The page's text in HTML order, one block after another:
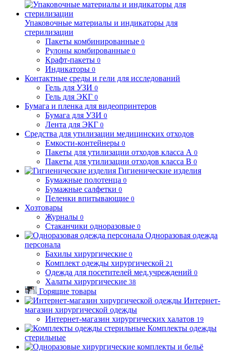
Упаковочные материалы и индикаторы для
стерилизации
Пакеты комбинированные 0
Рулоны комбированные 0
Крафт-пакеты 0
Индикаторы 0
Контактные среды и гели для исследований
Гель для УЗИ 0
Гель для ЭКГ 0
Бумага и пленка для видеопринтеров
Бумага для УЗИ 0
Лента для ЭКГ 0
Средства для утилизации медицинских отходов
Емкости-контейнеры 0
Пакеты для утилизации отходов класса А 0
Пакеты для утилизации отходов класса В 0
Гигиенические изделия
Бумажные полотенца 0
Бумажные салфетки 0
Пеленки впитывающие 0
Хозтовары
Журналы 0
Стаканчики одноразовые 0
Одноразовая одежда
персонала
Бахилы хирургические 0
Комплект одежды хирургической 21
Одежда для посетителей мед.учреждений 0
Халаты хирургические 38
Горящие товары
Интернет-
магазин хирургической одежды
Интернет-магазин хирургических халатов 19
Комплекты одежды
стерильные